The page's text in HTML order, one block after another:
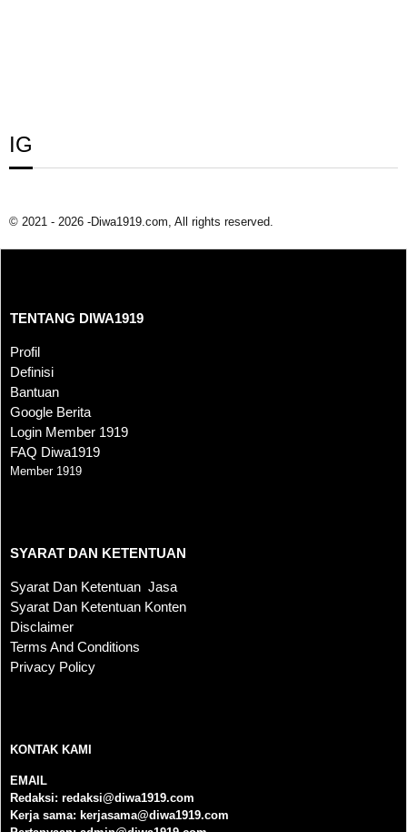
IG
© 2021 - 2026 -Diwa1919.com, All rights reserved.
TENTANG DIWA1919
Profil
Definisi
Bantuan
Google Berita
Login Member 1919
FAQ Diwa1919
Member 1919
SYARAT DAN KETENTUAN
Syarat Dan Ketentuan Jasa
Syarat Dan Ketentuan Konten
Disclaimer
Terms And Conditions
Privacy Policy
KONTAK KAMI
EMAIL
Redaksi: redaksi@diwa1919.com
Kerja sama: kerjasama@diwa1919.com